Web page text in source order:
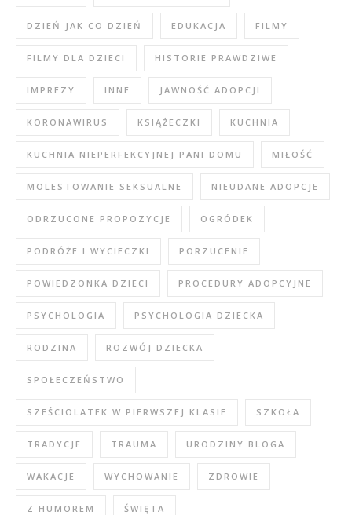
DZIEŃ JAK CO DZIEŃ EDUKACJA FILMY
FILMY DLA DZIECI HISTORIE PRAWDZIWE
IMPREZY INNE JAWNOŚĆ ADOPCJI
KORONAWIRUS KSIĄŻECZKI KUCHNIA
KUCHNIA NIEPERFEKCYJNEJ PANI DOMU MIŁOŚĆ
MOLESTOWANIE SEKSUALNE NIEUDANE ADOPCJE
ODRZUCONE PROPOZYCJE OGRÓDEK
PODRÓŻE I WYCIECZKI PORZUCENIE
POWIEDZONKA DZIECI PROCEDURY ADOPCYJNE
PSYCHOLOGIA PSYCHOLOGIA DZIECKA
RODZINA ROZWÓJ DZIECKA
SPOŁECZEŃSTWO
SZEŚCIOLATEK W PIERWSZEJ KLASIE SZKOŁA
TRADYCJE TRAUMA URODZINY BLOGA
WAKACJE WYCHOWANIE ZDROWIE
Z HUMOREM ŚWIĘTA